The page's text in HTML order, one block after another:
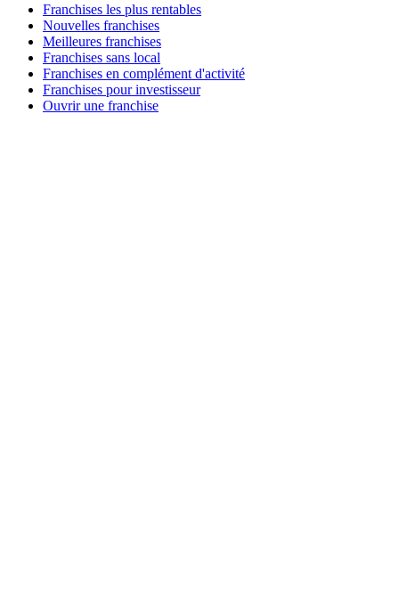
Franchises les plus rentables
Nouvelles franchises
Meilleures franchises
Franchises sans local
Franchises en complément d'activité
Franchises pour investisseur
Ouvrir une franchise